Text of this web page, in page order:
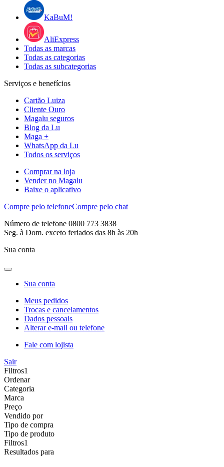
KaBuM!
AliExpress
Todas as marcas
Todas as categorias
Todas as subcategorias
Serviços e benefícios
Cartão Luiza
Cliente Ouro
Magalu seguros
Blog da Lu
Maga +
WhatsApp da Lu
Todos os serviços
Comprar na loja
Vender no Magalu
Baixe o aplicativo
Compre pelo telefoneCompre pelo chat
Número de telefone 0800 773 3838
Seg. à Dom. exceto feriados das 8h às 20h
Sua conta
Sua conta
Meus pedidos
Trocas e cancelamentos
Dados pessoais
Alterar e-mail ou telefone
Fale com lojista
Sair
Filtros1
Ordenar
Categoria
Marca
Preço
Vendido por
Tipo de compra
Tipo de produto
Filtros1
Resultados para